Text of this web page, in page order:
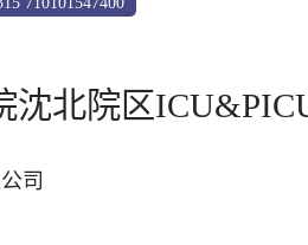
沈北院区
司